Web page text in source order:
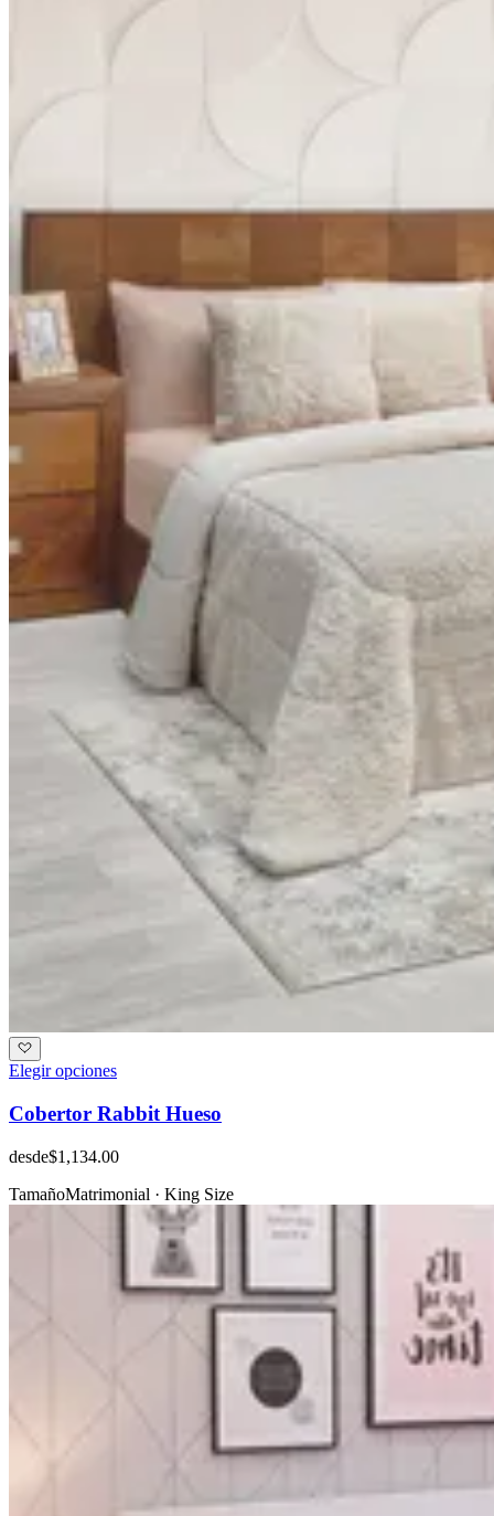
Elegir opciones
Cobertor Rabbit Hueso
desde$1,134.00
TamañoMatrimonial · King Size